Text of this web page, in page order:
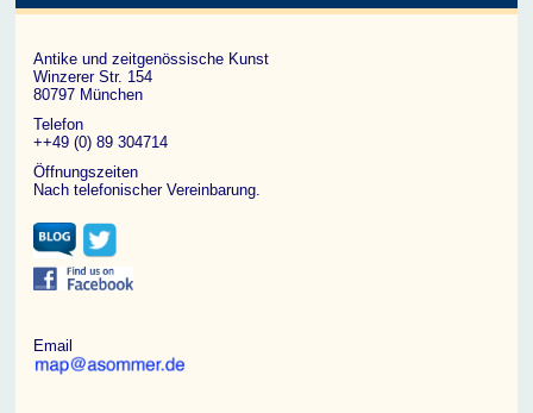
bestätigen,
ein
Mensch
bist.
Antike und zeitgenössische Kunst
Winzerer Str. 154
80797 München
Telefon
++49 (0) 89 304714
Öffnungszeiten
Nach telefonischer Vereinbarung.
Email